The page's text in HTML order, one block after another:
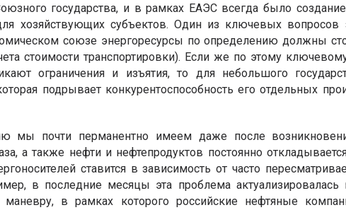
государства, и в рамках ЕАЭС всегда было
хозяйствующих субъектов. Один из ключевых вопросов
союзе энергоресурсы по определению должны
стоимости транспортировки). Если же по этому
ограничения и изъятия, то для небольшого
подрывает конкурентоспособность его отдельных
мы почти перманентно имеем даже после
а также нефти и нефтепродуктов постоянно
ставится в зависимость от часто
в последние месяцы эта проблема
в рамках которого российские нефтяные